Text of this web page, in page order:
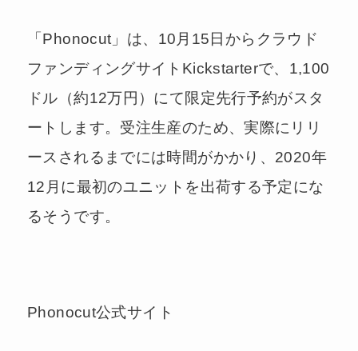
「Phonocut」は、10月15日からクラウド
ファンディングサイトKickstarterで、1,100
ドル（約12万円）にて限定先行予約がスタ
ートします。受注生産のため、実際にリリ
ースされるまでには時間がかかり、2020年
12月に最初のユニットを出荷する予定にな
るそうです。
Phonocut公式サイト